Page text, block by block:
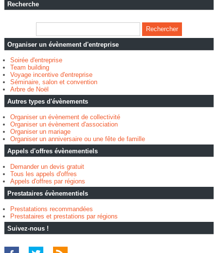
Recherche
Organiser un évènement d'entreprise
Soirée d'entreprise
Team building
Voyage incentive d'entreprise
Séminaire, salon et convention
Arbre de Noël
Autres types d'évènements
Organiser un évènement de collectivité
Organiser un évènement d'association
Organiser un mariage
Organiser un anniversaire ou une fête de famille
Appels d'offres évènementiels
Demander un devis gratuit
Tous les appels d'offres
Appels d'offres par régions
Prestataires évènementiels
Prestatations recommandées
Prestataires et prestations par régions
Suivez-nous !